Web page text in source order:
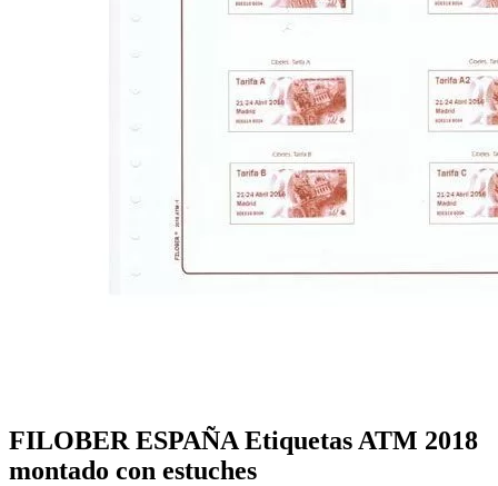
FILOBER ESPAÑA Etiquetas ATM 2018
montado con estuches